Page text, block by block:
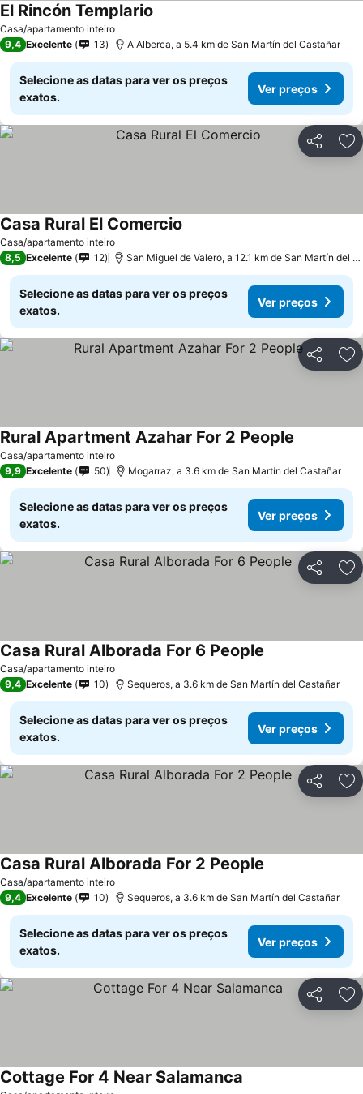
Casa/apartamento inteiro
El Rincón Templario
9,4 Excelente 13 A Alberca, a 5.4 km de San Martín del Castañar
Selecione as datas para ver os preços
exatos.
Ver preços
Partilhar
Casa/apartamento inteiro
Casa Rural El Comercio
8,5 Excelente 12 San Miguel de Valero, a 12.1 km de San Martín del
Selecione as datas para ver os preços
exatos.
Ver preços
Partilhar
Casa/apartamento inteiro
Rural Apartment Azahar For 2 People
9,9 Excelente 50 Mogarraz, a 3.6 km de San Martín del Castañar
Selecione as datas para ver os preços
exatos.
Ver preços
Partilhar
Casa/apartamento inteiro
Casa Rural Alborada For 6 People
9,4 Excelente 10 Sequeros, a 3.6 km de San Martín del Castañar
Selecione as datas para ver os preços
exatos.
Ver preços
Partilhar
Casa/apartamento inteiro
Casa Rural Alborada For 2 People
9,4 Excelente 10 Sequeros, a 3.6 km de San Martín del Castañar
Selecione as datas para ver os preços
exatos.
Ver preços
Partilhar
Cottage For 4 Near Salamanca